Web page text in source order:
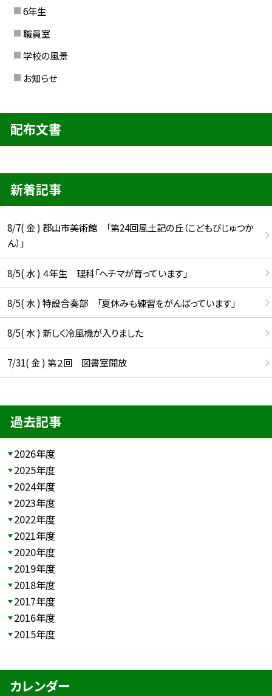
6年生
職員室
学校の風景
お知らせ
配布文書
新着記事
8/7( 金 ) 郡山市美術館 「第24回風土記の丘（こどもびじゅつか
ん）」
8/5( 水 ) ４年生 理科「ヘチマが育っています」
8/5( 水 ) 特設合奏部 「夏休みも練習をがんばっています」
8/5( 水 ) 新しく冷風機が入りました
7/31( 金 ) 第２回 図書室開放
過去記事
2026年度
2025年度
2024年度
2023年度
2022年度
2021年度
2020年度
2019年度
2018年度
2017年度
2016年度
2015年度
カレンダー